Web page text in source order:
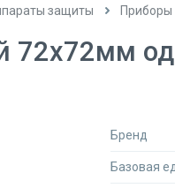
защиты Приборы
72x72мм
Бренд
Базовая